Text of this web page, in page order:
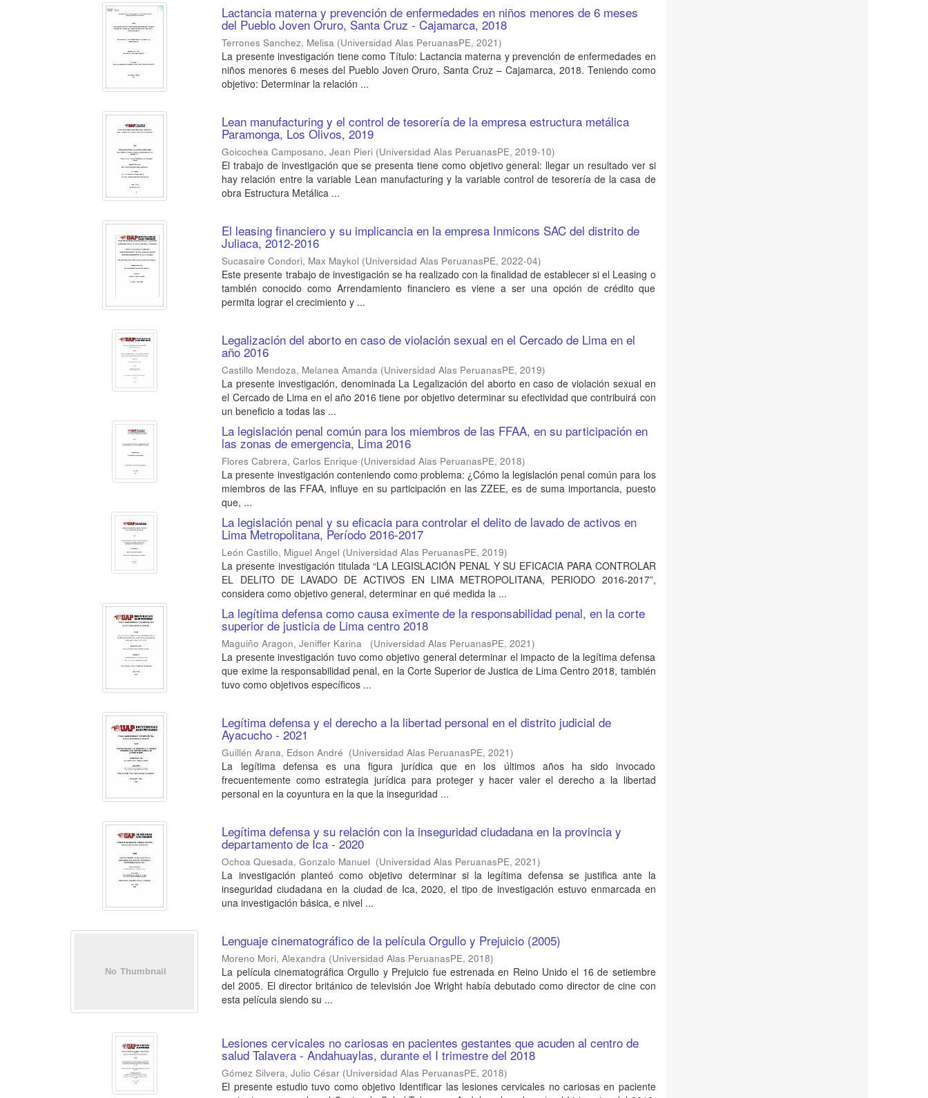
Lactancia materna y prevención de enfermedades en niños menores de 6 meses
del Pueblo Joven Oruro, Santa Cruz - Cajamarca, 2018
Terrones Sanchez, Melisa (Universidad Alas PeruanasPE,2021)
La presente investigación tiene como Título: Lactancia materna y prevención de enfermedades en
niños menores 6 meses del Pueblo Joven Oruro, Santa Cruz – Cajamarca, 2018. Teniendo como
objetivo: Determinar la relación ...
Lean manufacturing y el control de tesorería de la empresa estructura metálica
Paramonga, Los Olivos, 2019
Goicochea Camposano, Jean Pieri (Universidad Alas PeruanasPE,2019-10)
El trabajo de investigación que se presenta tiene como objetivo general: llegar un resultado ver si
hay relación entre la variable Lean manufacturing y la variable control de tesorería de la casa de
obra Estructura Metálica ...
El leasing financiero y su implicancia en la empresa Inmicons SAC del distrito de
Juliaca, 2012-2016
Sucasaire Condori, Max Maykol (Universidad Alas PeruanasPE,2022-04)
Este presente trabajo de investigación se ha realizado con la finalidad de establecer si el Leasing o
también conocido como Arrendamiento financiero es viene a ser una opción de crédito que
permita lograr el crecimiento y ...
Legalización del aborto en caso de violación sexual en el Cercado de Lima en el
año 2016
Castillo Mendoza, Melanea Amanda (Universidad Alas PeruanasPE,2019)
La presente investigación, denominada La Legalización del aborto en caso de violación sexual en
el Cercado de Lima en el año 2016 tiene por objetivo determinar su efectividad que contribuirá con
un beneficio a todas las ...
La legislación penal común para los miembros de las FFAA, en su participación en
las zonas de emergencia, Lima 2016
Flores Cabrera, Carlos Enrique (Universidad Alas PeruanasPE,2018)
La presente investigación conteniendo como problema: ¿Cómo la legislación penal común para los
miembros de las FFAA, influye en su participación en las ZZEE, es de suma importancia, puesto
que, ...
La legislación penal y su eficacia para controlar el delito de lavado de activos en
Lima Metropolitana, Período 2016-2017
León Castillo, Miguel Angel (Universidad Alas PeruanasPE,2019)
La presente investigación titulada “LA LEGISLACIÓN PENAL Y SU EFICACIA PARA CONTROLAR
EL DELITO DE LAVADO DE ACTIVOS EN LIMA METROPOLITANA, PERIODO 2016-2017”,
considera como objetivo general, determinar en qué medida la ...
La legítima defensa como causa eximente de la responsabilidad penal, en la corte
superior de justicia de Lima centro 2018
Maguiño Aragon, Jeniffer Karina (Universidad Alas PeruanasPE,2021)
La presente investigación tuvo como objetivo general determinar el impacto de la legítima defensa
que exime la responsabilidad penal, en la Corte Superior de Justica de Lima Centro 2018, también
tuvo como objetivos específicos ...
Legítima defensa y el derecho a la libertad personal en el distrito judicial de
Ayacucho - 2021
Guillén Arana, Edson André (Universidad Alas PeruanasPE,2021)
La legítima defensa es una figura jurídica que en los últimos años ha sido invocado
frecuentemente como estrategia jurídica para proteger y hacer valer el derecho a la libertad
personal en la coyuntura en la que la inseguridad ...
Legítima defensa y su relación con la inseguridad ciudadana en la provincia y
departamento de Ica - 2020
Ochoa Quesada, Gonzalo Manuel (Universidad Alas PeruanasPE,2021)
La investigación planteó como objetivo determinar si la legítima defensa se justifica ante la
inseguridad ciudadana en la ciudad de Ica, 2020, el tipo de investigación estuvo enmarcada en
una investigación básica, e nivel ...
Lenguaje cinematográfico de la película Orgullo y Prejuicio (2005)
Moreno Mori, Alexandra (Universidad Alas PeruanasPE,2018)
La película cinematográfica Orgullo y Prejuicio fue estrenada en Reino Unido el 16 de setiembre
del 2005. El director británico de televisión Joe Wright había debutado como director de cine con
esta película siendo su ...
Lesiones cervicales no cariosas en pacientes gestantes que acuden al centro de
salud Talavera - Andahuaylas, durante el I trimestre del 2018
Gómez Silvera, Julio César (Universidad Alas PeruanasPE,2018)
El presente estudio tuvo como objetivo Identificar las lesiones cervicales no cariosas en paciente